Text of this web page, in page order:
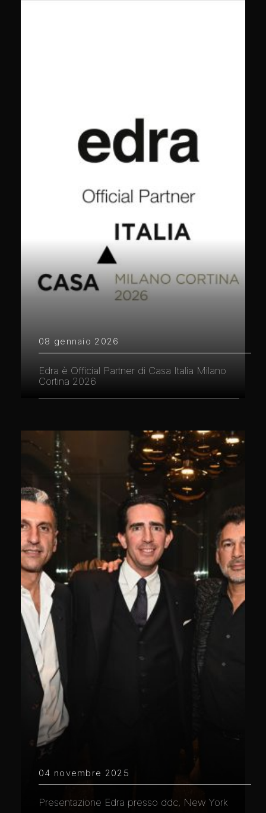
08 gennaio 2026
Edra è Official Partner di Casa Italia Milano
Cortina 2026
04 novembre 2025
Presentazione Edra presso ddc, New York